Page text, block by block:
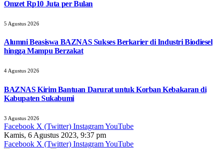
Omzet Rp10 Juta per Bulan
5 Agustus 2026
Alumni Beasiswa BAZNAS Sukses Berkarier di Industri Biodiesel
hingga Mampu Berzakat
4 Agustus 2026
BAZNAS Kirim Bantuan Darurat untuk Korban Kebakaran di
Kabupaten Sukabumi
3 Agustus 2026
Facebook X (Twitter) InstagramYouTube
Kamis, 6 Agustus 2023, 9:37 pm
Facebook X (Twitter) InstagramYouTube